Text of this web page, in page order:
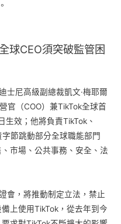
球CEO須突破監管困
士尼高級副總裁凱文·梅耶爾
官（COO）兼TikTok全球⾸
效；他將負責TikTok、
節跳動部分全球職能部門
市場、公共事務、安全、法
會，將推動制定立法，禁止
上使用TikTok，從去年到今